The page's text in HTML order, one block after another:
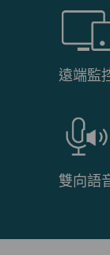
遠端監
雙向語